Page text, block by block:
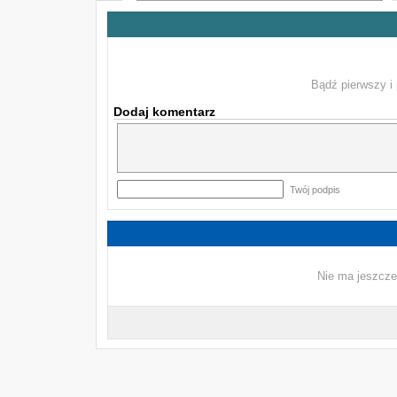
Bądź pierwszy i
Dodaj komentarz
Twój podpis
Nie ma